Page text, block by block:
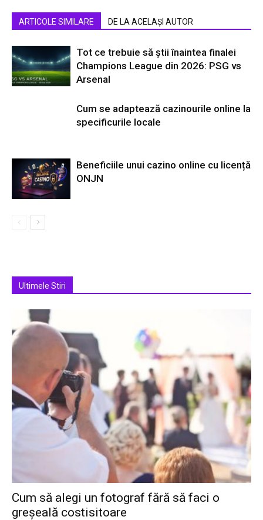
ARTICOLE SIMILARE DE LA ACELAȘI AUTOR
Tot ce trebuie să știi înaintea finalei
Champions League din 2026: PSG vs
Arsenal
Cum se adaptează cazinourile online la
specificurile locale
Beneficiile unui cazino online cu licență
ONJN
Ultimele Stiri
Cum să alegi un fotograf fără să faci o
greșeală costisitoare